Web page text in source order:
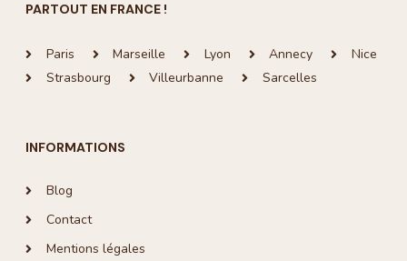
PARTOUT EN FRANCE !
Paris Marseille Lyon Annecy
Nice
Strasbourg
Villeurbanne Sarcelles
INFORMATIONS
Blog
Contact
Mentions légales